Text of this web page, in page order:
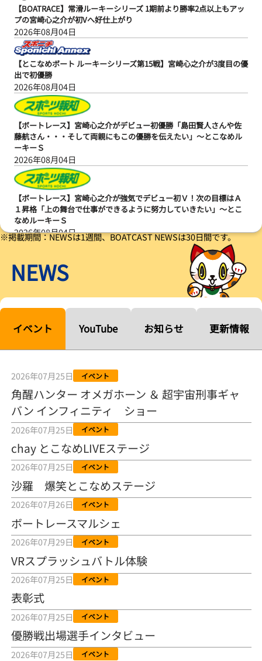
【BOATRACE】常滑ルーキーシリーズ 1期前より勝率2点以上もアッ
プの宮崎心之介が初Vへ好仕上がり
2026年08月04日
【とこなめボート ルーキーシリーズ第15戦】宮崎心之介が3度目の優
出で初優勝
2026年08月04日
【ボートレース】宮崎心之介がデビュー初優勝「島田賢人さんや佐
藤航さん・・・そして両親にもこの優勝を伝えたい」～とこなめル
ーキーＳ
2026年08月04日
【ボートレース】宮崎心之介が強気でデビュー初Ｖ！次の目標はＡ
１昇格「上の舞台で仕事ができるように努力していきたい」～とこ
なめルーキーＳ
2026年08月04日
【ルーキーシリーズ第15戦】塚越海斗「伸びを生かす方向で」4カド
から攻める／とこなめボートレース
【常滑ボート・ルーキーＳ】宮崎心之介 うれしいデビュー初優勝
「このままＡ１になれるように」
2026年08月04日
ド！／常滑ボート
2026年08月04日
【ボートレース】「しょっぱいですね」初優勝の宮崎心之介が水神
祭で満面の笑み／常滑 - 日刊スポーツ
2026年08月04日
【ボート】とこなめルーキーＳ 宮崎心之介がデビューから１年９カ
月で初優勝
2026年08月04日
【ボートレース】12R優勝戦のスタート特訓実施 初Ｖ目指す宮崎心
之介の仕上がり上々／常滑 - 日刊スポーツ
2026年08月04日
【とこなめボート ルーキーシリーズ第15戦】荒木颯斗 当地フレッシ
ュルーキーが初Vで恩返しを
2026年08月03日
【とこなめボート】ういちの「好配招き猫」ルーキーシリーズ第15
戦～自分の収支状況も想定してこそ〝本物の予想〟！／ボートレー
ス
2026年08月03日
※掲載期間：NEWSは1週間、BOATCAST NEWSは30日間です。
NEWS
イベント YouTube お知らせ 更新情報
2026年07月25日 イベント
角醒ハンター オメガホーン ＆ 超宇宙刑事ギャ
バン インフィニティ ショー
2026年07月25日 イベント
chay とこなめLIVEステージ
2026年07月25日 イベント
沙羅 爆笑とこなめステージ
2026年07月26日 イベント
ボートレースマルシェ
2026年07月29日 イベント
VRスプラッシュバトル体験
2026年07月25日 イベント
表彰式
2026年07月25日 イベント
優勝戦出場選手インタビュー
2026年07月25日 イベント